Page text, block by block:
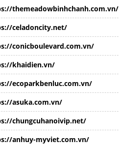
themeadowbinhchanh.com.vn/
celadoncity.net/
conicboulevard.com.vn/
khaidien.vn/
ecoparkbenluc.com.vn/
asuka.com.vn/
chungcuhanoivip.net/
anhuy-myviet.com.vn/